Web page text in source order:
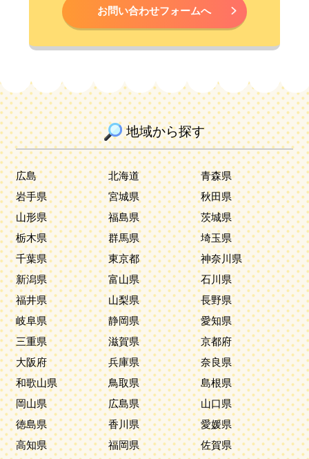
お問い合わせフォームへ
地域から探す
広島 北海道
青森県
岩手県
宮城県
秋田県
山形県
福島県
茨城県
栃木県
群馬県
埼玉県
千葉県
東京都
神奈川県
新潟県
富山県
石川県
福井県
山梨県
長野県
岐阜県
静岡県
愛知県
三重県
滋賀県
京都府
大阪府
兵庫県
奈良県
和歌山県
鳥取県
島根県
岡山県
広島県
山口県
徳島県
香川県
愛媛県
高知県
福岡県
佐賀県